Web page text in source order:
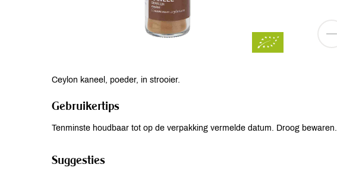
Ceylon kaneel, poeder, in strooier.
Gebruikertips
Tenminste houdbaar tot op de verpakking vermelde datum. Droog bewaren.
Suggesties